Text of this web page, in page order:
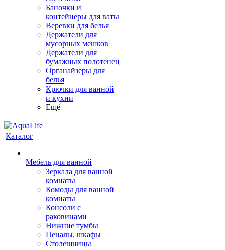
Баночки и
контейнеры для ваты
Веревки для белья
Держатели для
мусорных мешков
Держатели для
бумажных полотенец
Органайзеры для
белья
Крючки для ванной
и кухни
Ещё
Каталог
Мебель для ванной
Зеркала для ванной
комнаты
Комоды для ванной
комнаты
Консоли с
раковинами
Нижние тумбы
Пеналы, шкафы
Столешницы